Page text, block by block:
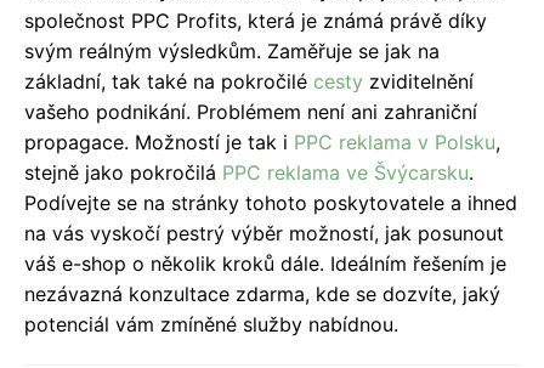
společnost PPC Profits, která je známá právě díky
svým reálným výsledkům. Zaměřuje se jak na
základní, tak také na pokročilé cesty zviditelnění
vašeho podnikání. Problémem není ani zahraniční
propagace. Možností je tak i PPC reklama v Polsku,
stejně jako pokročilá PPC reklama ve Švýcarsku.
Podívejte se na stránky tohoto poskytovatele a ihned
na vás vyskočí pestrý výběr možností, jak posunout
váš e-shop o několik kroků dále. Ideálním řešením je
nezávazná konzultace zdarma, kde se dozvíte, jaký
potenciál vám zmíněné služby nabídnou.